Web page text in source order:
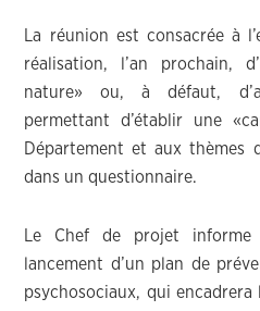
La réunion est consacrée à
réalisation, l’an prochain,
nature» ou, à défaut,
permettant d’établir une
Département et aux thèmes
dans un questionnaire.
Le Chef de projet
lancement d’un plan de
psychosociaux, qui